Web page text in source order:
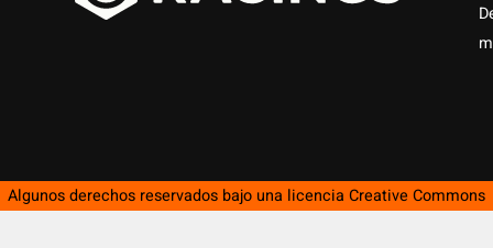
Algunos derechos reservados bajo una licencia Creative Commons